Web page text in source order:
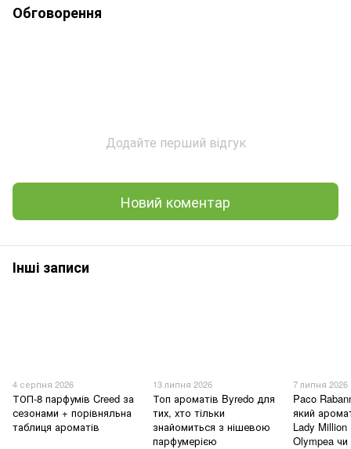
Обговорення
Додайте перший відгук
Новий коментар
Інші записи
4 серпня 2026
ТОП-8 парфумів Creed за
сезонами + порівняльна
таблиця ароматів
13 липня 2026
Топ ароматів Byredo для
тих, хто тільки
знайомиться з нішевою
парфумерією
7 липня 2026
Paco
який
Lady Million
Olympea